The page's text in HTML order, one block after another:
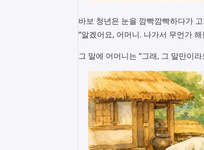
바보 청년은 눈을 깜빡깜빡하다가
“알겠어요, 어머니. 나가서 무언가 해
그 말에 어머니는 “그래, 그 말만이